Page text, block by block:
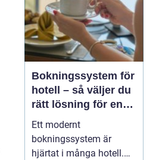
Bokningssystem för
hotell – så väljer du
rätt lösning för en
modern
hotellvardag
Ett modernt
bokningssystem är
hjärtat i många hotell.